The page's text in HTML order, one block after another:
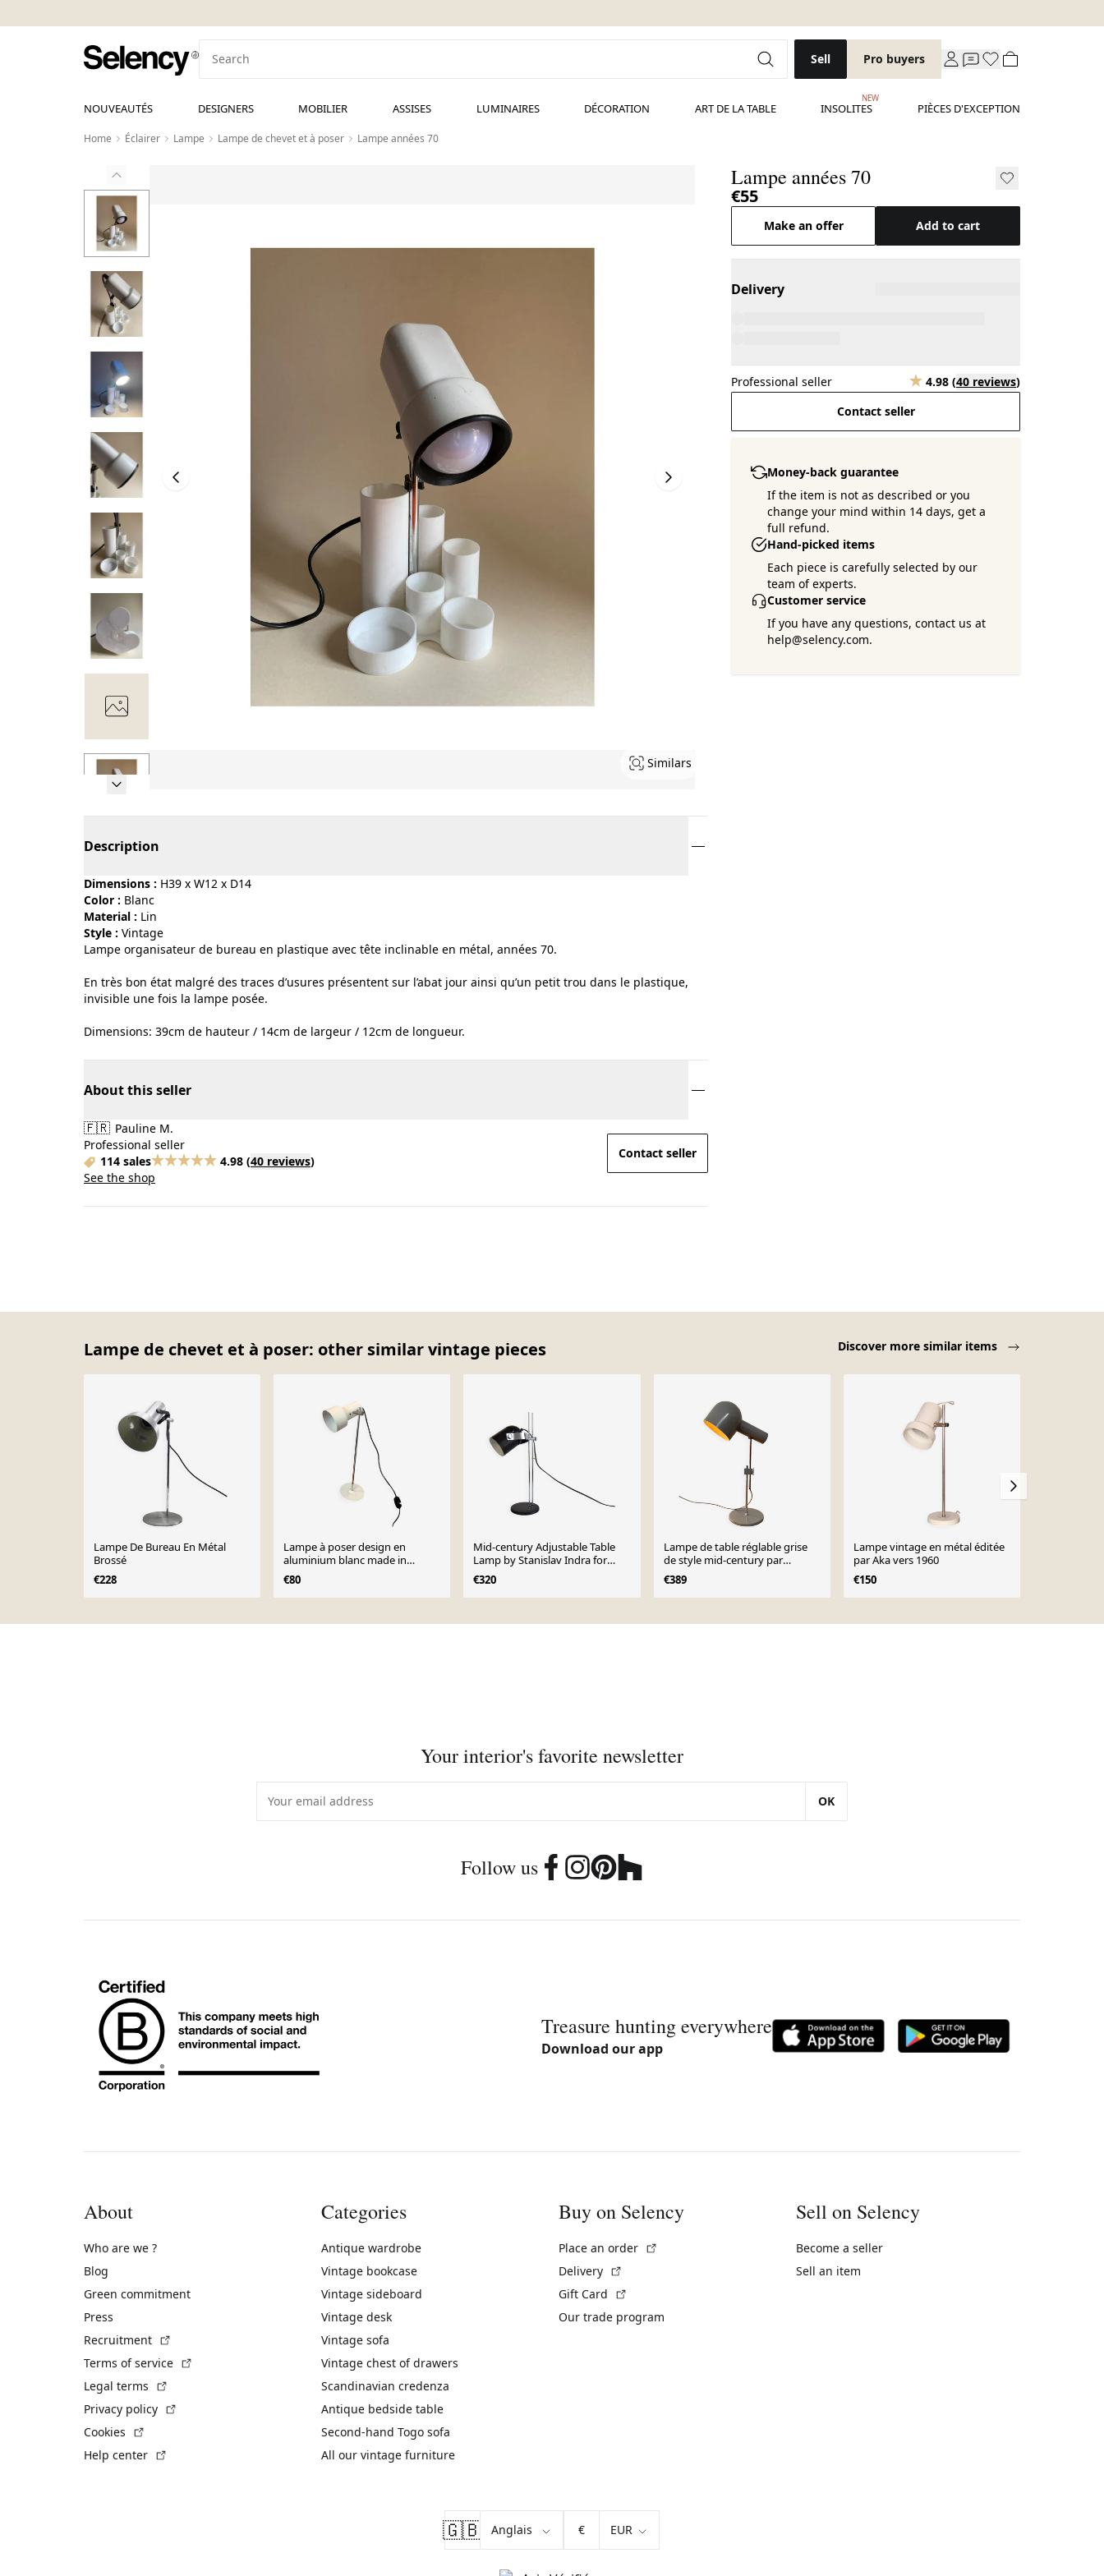
Sell Pro buyers
NOUVEAUTÉS DESIGNERS MOBILIER ASSISES LUMINAIRES DÉCORATION ART DE LA TABLE INSOLITES
NEW
PIÈCES D'EXCEPTION
Home Éclairer Lampe Lampe de chevet et à poser Lampe années 70
Similars
Lampe années 70
€55
Make an offer Add to cart
Delivery
Professional seller 4.98 (40 reviews)
Contact seller
Money-back guarantee
If the item is not as described or you
change your mind within 14 days, get a
full refund.
Hand-picked items
Each piece is carefully selected by our
team of experts.
Customer service
If you have any questions, contact us at
help@selency.com.
Description
Dimensions : H39 x W12 x D14
Color :
blanc
Material :
lin
Style :
vintage
Lampe organisateur de bureau en plastique avec tête inclinable en métal, années 70.
En très bon état malgré des traces d’usures présentent sur l’abat jour ainsi qu’un petit trou dans le plastique,
invisible une fois la lampe posée.
Dimensions: 39cm de hauteur / 14cm de largeur / 12cm de longueur.
About this seller
🇫🇷 Pauline M.
Professional seller
114 sales
4.98 (40 reviews)
See the shop
Contact seller
Lampe de chevet et à poser: other similar vintage pieces Discover more similar items
Lampe De Bureau En Métal
Brossé
€228
Lampe à poser design en
aluminium blanc made in
Germany vintage
€80
Mid-century Adjustable Table
Lamp by Stanislav Indra for
Combi Lux, 1970's.
€320
Lampe de table réglable grise
de style mid-century par
Napako, années 1970.
€389
Lampe vintage en métal éditée
par Aka vers 1960
€150
Your interior's favorite newsletter
OK
Follow us
Treasure hunting everywhere
Download our app
About
Who are we ?
Blog
Green commitment
Press
Recruitment
Terms of service
Legal terms
Privacy policy
Cookies
Help center
Categories
Antique wardrobe
Vintage bookcase
Vintage sideboard
Vintage desk
Vintage sofa
Vintage chest of drawers
Scandinavian credenza
Antique bedside table
Second-hand Togo sofa
All our vintage furniture
Buy on Selency
Place an order
Delivery
Gift Card
Our trade program
Sell on Selency
Become a seller
Sell an item
🇬🇧 €